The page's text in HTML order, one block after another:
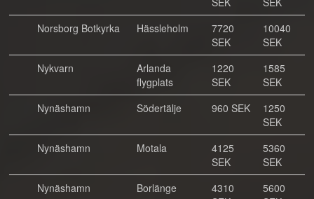
Norsborg Botkyrka
Hässleholm
7720
SEK
10040
SEK
Nykvarn
Arlanda
flygplats
1220
SEK
1585
SEK
Nynäshamn
Södertälje 960 SEK
1250
SEK
Nynäshamn
Motala
4125
SEK
5360
SEK
Nynäshamn
Borlänge
4310
5600